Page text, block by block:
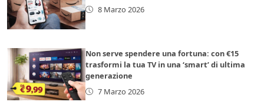
8 Marzo 2026
Non serve spendere una fortuna: con €15
trasformi la tua TV in una ‘smart’ di ultima
generazione
7 Marzo 2026